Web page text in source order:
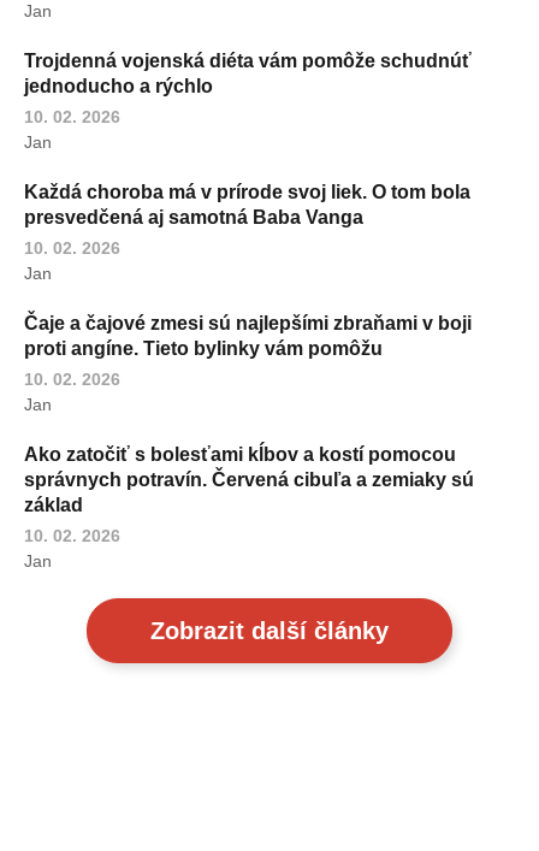
Jan
Trojdenná vojenská diéta vám pomôže schudnúť
jednoducho a rýchlo
10. 02. 2026
Jan
Každá choroba má v prírode svoj liek. O tom bola
presvedčená aj samotná Baba Vanga
10. 02. 2026
Jan
Čaje a čajové zmesi sú najlepšími zbraňami v boji
proti angíne. Tieto bylinky vám pomôžu
10. 02. 2026
Jan
Ako zatočiť s bolesťami kĺbov a kostí pomocou
správnych potravín. Červená cibuľa a zemiaky sú
základ
10. 02. 2026
Jan
Zobrazit další články